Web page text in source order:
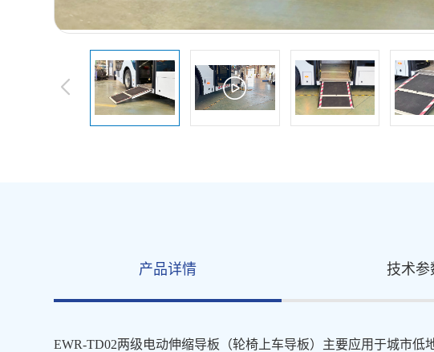
产品详情 技术参
EWR-TD02两级电动伸缩导板（轮椅上车导板）主要应用于城市低